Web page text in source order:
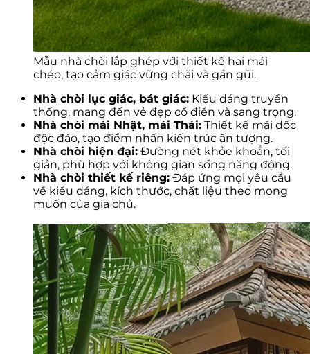
Mẫu nhà chòi lắp ghép với thiết kế hai mái
chéo, tạo cảm giác vững chãi và gần gũi.
Nhà chòi lục giác, bát giác: Kiểu dáng truyền
thống, mang đến vẻ đẹp cổ điển và sang trọng.
Nhà chòi mái Nhật, mái Thái: Thiết kế mái dốc
độc đáo, tạo điểm nhấn kiến trúc ấn tượng.
Nhà chòi hiện đại: Đường nét khỏe khoắn, tối
giản, phù hợp với không gian sống năng động.
Nhà chòi thiết kế riêng: Đáp ứng mọi yêu cầu
về kiểu dáng, kích thước, chất liệu theo mong
muốn của gia chủ.